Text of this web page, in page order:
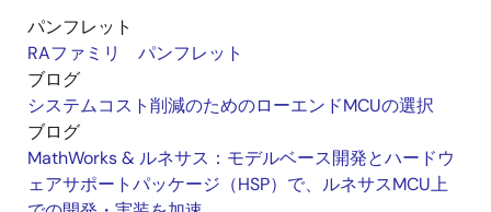
パンフレット
RAファミリ パンフレット
ブログ
システムコスト削減のためのローエンドMCUの選択
ブログ
MathWorks & ルネサス：モデルベース開発とハードウ
ェアサポートパッケージ（HSP）で、ルネサスMCU上